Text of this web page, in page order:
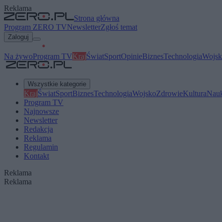
Reklama
Strona główna
Program ZERO TVNewsletterZgłoś temat
Zaloguj
Na żywoProgram TVKrajŚwiatSportOpinieBiznesTechnologia
Wszystkie kategorie
KrajŚwiatSportBiznesTechnologiaWojskoZdrowieKultura
Program TV
Najnowsze
Newsletter
Redakcja
Reklama
Regulamin
Kontakt
Reklama
Reklama